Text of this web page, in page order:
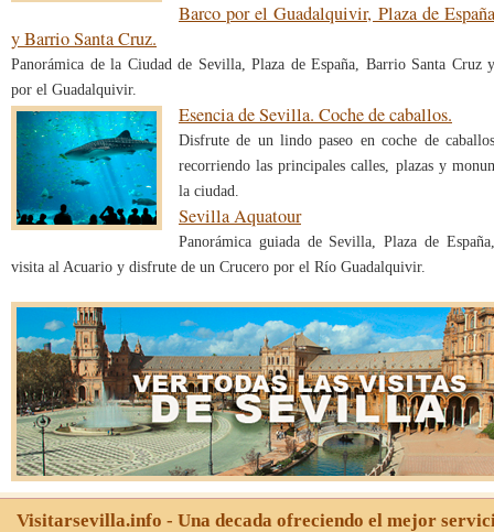
Barco por el Guadalquivir, Plaza de España
y Barrio Santa Cruz.
Panorámica de la Ciudad de Sevilla, Plaza de España, Barrio Santa Cruz
por el Guadalquivir.
Esencia de Sevilla. Coche de caballos.
Disfrute de un lindo paseo en coche de caballos
recorriendo las principales calles, plazas y
la ciudad.
Sevilla Aquatour
Panorámica guiada de Sevilla, Plaza de España,
visita al Acuario y disfrute de un Crucero por el Río Guadalquivir.
Visitarsevilla.info - Una decada ofreciendo el mejor